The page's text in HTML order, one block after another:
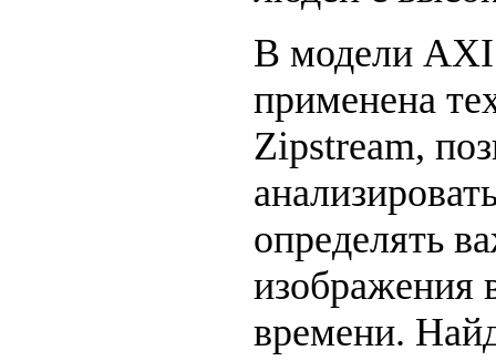
В модели
применена
Zipstream,
определять
изображения
времени.